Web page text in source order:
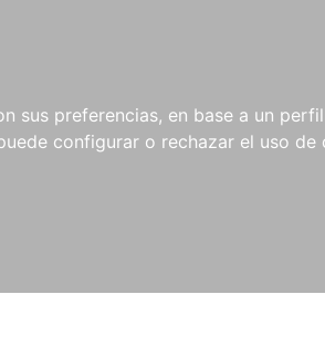
sus preferencias, en base a un
configurar o rechazar el uso de
NOVEDADES NOTICIAS